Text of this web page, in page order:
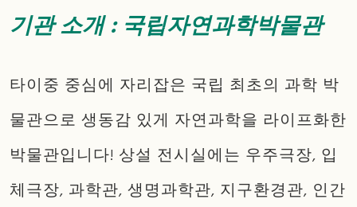
기관 소개 : 국립자연과학박물관
타이중 중심에 자리잡은 국립 최초의 과학 박
물관으로 생동감 있게 자연과학을 라이프화한
박물관입니다! 상설 전시실에는 우주극장, 입
체극장, 과학관, 생명과학관, 지구환경관, 인간